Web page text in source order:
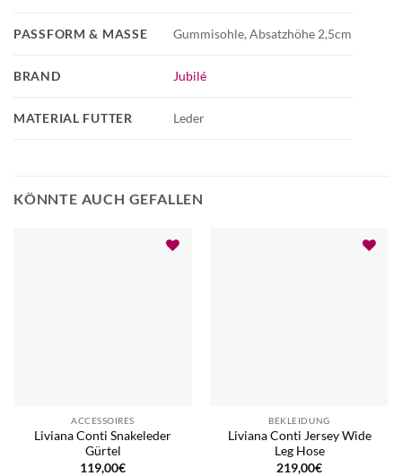
MATERIAL FUTTER Leder
PASSFORM & MASSE Gummisohle, Absatzhöhe 2,5cm
BRAND Jubilé
KÖNNTE AUCH GEFALLEN
ACCESSOIRES
Liviana Conti Snakeleder
Gürtel
119,00€
BEKLEIDUNG
Liviana Conti Jersey Wide
Leg Hose
219,00€